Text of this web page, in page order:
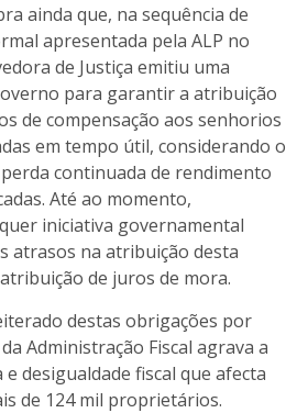
ainda que, na sequência de
apresentada pela ALP no
de Justiça emitiu uma
para garantir a atribuição
de compensação aos senhorios
em tempo útil, considerando o
continuada de rendimento
Até ao momento,
iniciativa governamental
atrasos na atribuição desta
de juros de mora.
destas obrigações por
Administração Fiscal agrava a
desigualdade fiscal que afecta
de 124 mil proprietários.